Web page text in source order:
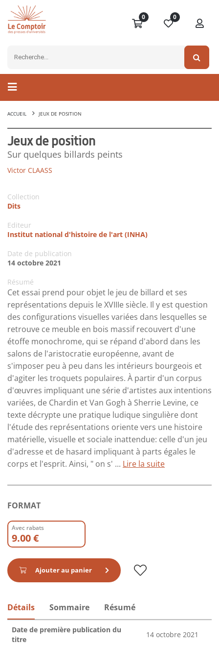
0 0
ACCUEIL JEUX DE POSITION
Jeux de position
Sur quelques billards peints
Victor CLAASS
Collection
Dits
Editeur
Institut national d'histoire de l'art (INHA)
Date de publication
14 octobre 2021
Résumé
Cet essai prend pour objet le jeu de billard et ses
représentations depuis le XVIIIe siècle. Il y est question
des configurations visuelles variées dans lesquelles se
retrouve ce meuble en bois massif recouvert d'une
étoffe monochrome, qui se répand d'abord dans les
salons de l'aristocratie européenne, avant de
s'imposer peu à peu dans les intérieurs bourgeois et
d'agiter les troquets populaires. À partir d'un corpus
d'œuvres impliquant une série d'artistes aux intentions
variées, de Chardin et Van Gogh à Sherrie Levine, ce
texte décrypte une pratique ludique singulière dont
l'étude des représentations oriente vers une histoire
matérielle, visuelle et sociale inattendue: celle d'un jeu
d'adresse et de hasard impliquant à parts égales le
corps et l'esprit. Ainsi, " on s' ... Lire la suite
FORMAT
Avec rabats
9.00 €
Ajouter au panier
Détails Sommaire Résumé
Date de première publication du
titre
14 octobre 2021